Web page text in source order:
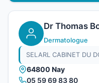
Dr Thomas
Dermatologue
SELARL CABINET DU
64800 Nay
05 59 69 83 80